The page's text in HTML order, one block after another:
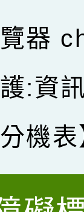
器
:資
機表